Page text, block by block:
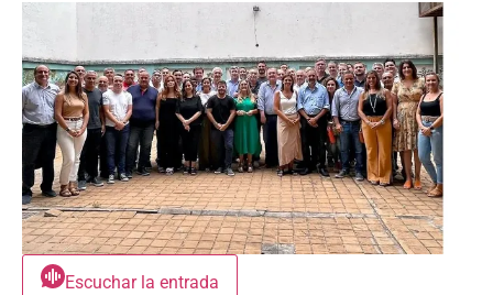
Escuchar la entrada